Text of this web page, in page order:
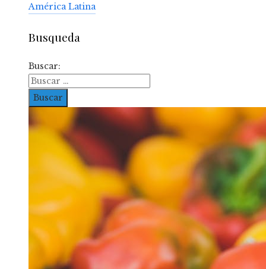
América Latina
Busqueda
Buscar: